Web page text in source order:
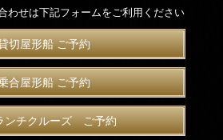
わせは下記フォームをご利用ください
切屋形船 ご予約
合屋形船 ご予約
ンチクルーズ ご予約